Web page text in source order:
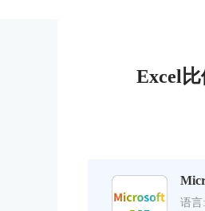
Excel
语言